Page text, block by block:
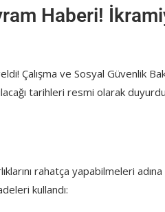
Haberi!
Çalışma ve Sosyal Güvenlik
tarihleri resmi olarak
rahatça yapabilmeleri
kullandı: